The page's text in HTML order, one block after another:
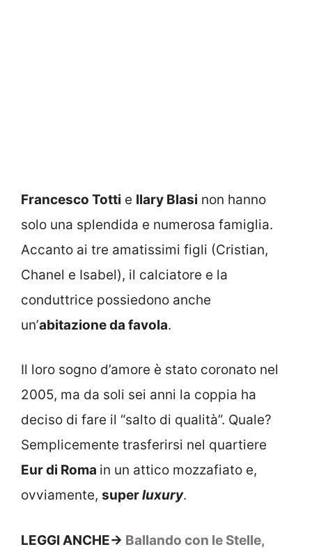
Francesco Totti e Ilary Blasi non hanno
solo una splendida e numerosa famiglia.
Accanto ai tre amatissimi figli (Cristian,
Chanel e Isabel), il calciatore e la
conduttrice possiedono anche
un’abitazione da favola.
Il loro sogno d’amore è stato coronato nel
2005, ma da soli sei anni la coppia ha
deciso di fare il “salto di qualità”. Quale?
Semplicemente trasferirsi nel quartiere
Eur di Roma in un attico mozzafiato e,
ovviamente, superluxury.
LEGGI ANCHE-> Ballando con le Stelle,